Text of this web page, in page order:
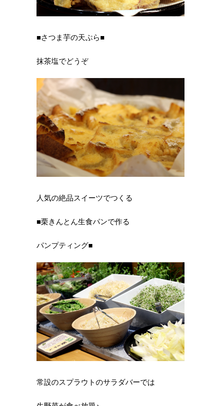
■さつま芋の天ぷら■
抹茶塩でどうぞ
人気の絶品スイーツでつくる
■栗きんとん生食パンで作る
パンプティング■
常設のスプラウトのサラダバーでは